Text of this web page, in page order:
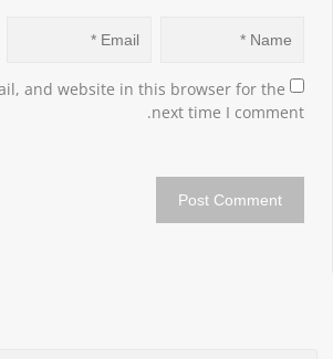
and website in this browser for the
next time I comment.